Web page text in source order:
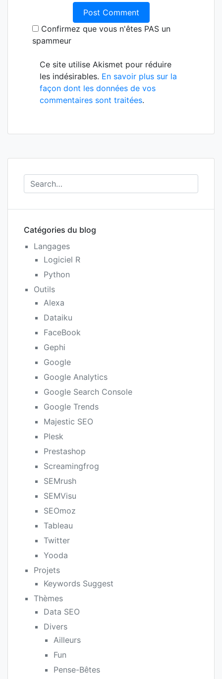
Confirmez que vous n'êtes PAS un
spammeur
Ce site utilise Akismet pour réduire
les indésirables. En savoir plus sur la
façon dont les données de vos
commentaires sont traitées.
Catégories du blog
Langages
Logiciel R
Python
Outils
Alexa
Dataiku
FaceBook
Gephi
Google
Google Analytics
Google Search Console
Google Trends
Majestic SEO
Plesk
Prestashop
Screamingfrog
SEMrush
SEMVisu
SEOmoz
Tableau
Twitter
Yooda
Projets
Keywords Suggest
Thèmes
Data SEO
Divers
Ailleurs
Fun
Pense-Bêtes